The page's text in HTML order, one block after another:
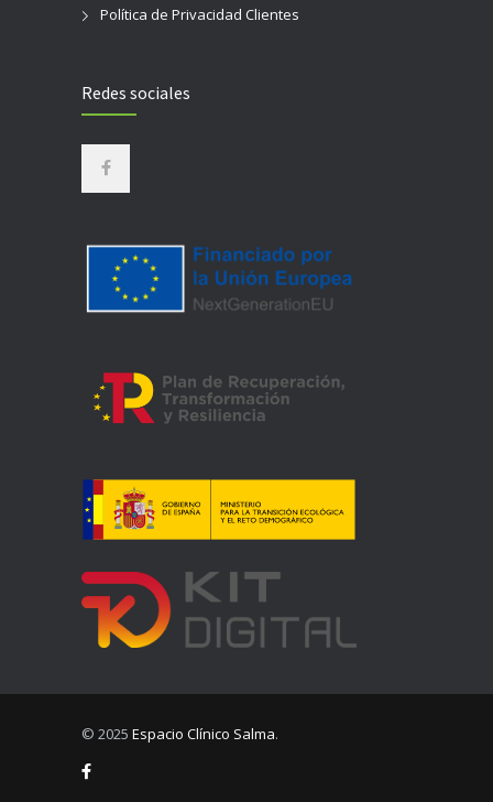
Política de Privacidad Clientes
Redes sociales
© 2025 Espacio Clínico Salma.